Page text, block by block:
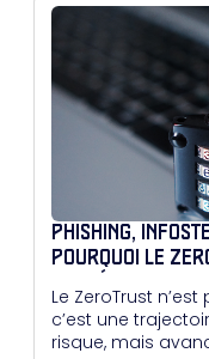
PHISHING,
POURQUOI LE
Le ZeroTrust
c’est une
risque, mais